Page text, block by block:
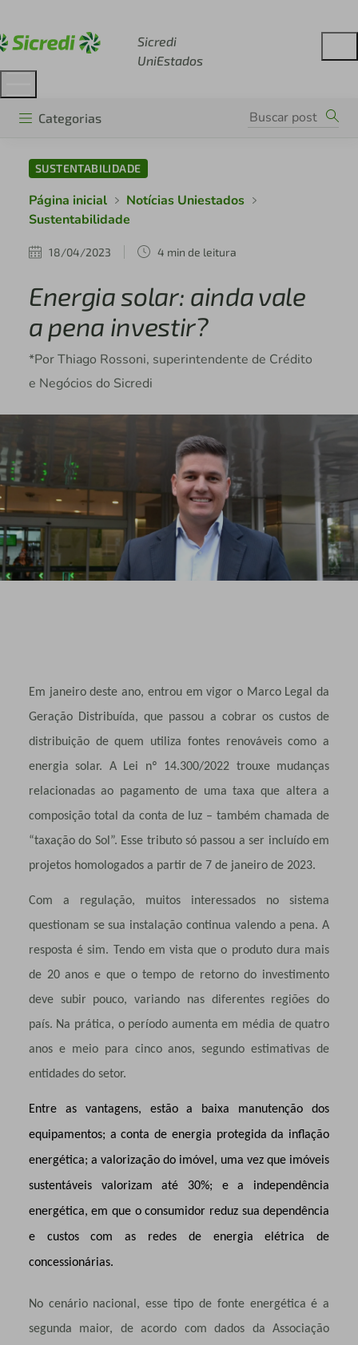
Sicredi
UniEstados
Categorias
SUSTENTABILIDADE
Página inicial
Notícias Uniestados
Sustentabilidade
18/04/2023 4 min de leitura
Energia solar: ainda vale
a pena investir?
*Por Thiago Rossoni, superintendente de Crédito
e Negócios do Sicredi
Em janeiro deste ano, entrou em vigor o Marco Legal da
Geração Distribuída, que passou a cobrar os custos de
distribuição de quem utiliza fontes renováveis como a
energia solar. A Lei nº 14.300/2022 trouxe mudanças
relacionadas ao pagamento de uma taxa que altera a
composição total da conta de luz – também chamada de
“taxação do Sol”. Esse tributo só passou a ser incluído em
projetos homologados a partir de 7 de janeiro de 2023.
Com a regulação, muitos interessados no sistema
questionam se sua instalação continua valendo a pena. A
resposta é sim. Tendo em vista que o produto dura mais
de 20 anos e que o tempo de retorno do investimento
deve subir pouco, variando nas diferentes regiões do
país. Na prática, o período aumenta em média de quatro
anos e meio para cinco anos, segundo estimativas de
entidades do setor.
Entre as vantagens, estão a baixa manutenção dos
equipamentos; a conta de energia protegida da inflação
energética; a valorização do imóvel, uma vez que imóveis
sustentáveis valorizam até 30%; e a independência
energética, em que o consumidor reduz sua dependência
e custos com as redes de energia elétrica de
concessionárias.
No cenário nacional, esse tipo de fonte energética é a
segunda maior, de acordo com dados da Associação